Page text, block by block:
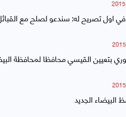
اول تصريح له: سندعو لصلح مع
بتعيين القيسي محافظا لمحافظة
الجديد